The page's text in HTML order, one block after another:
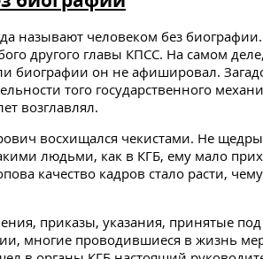
называют человеком без
другого главы КПСС. На самом
биографии он не афишировал.
того государственного
возглавлял.
восхищался чекистами. Не
людьми, как в КГБ, ему мало
качество кадров стало расти,
приказы, указания, принятые
многие проводившиеся в жизнь